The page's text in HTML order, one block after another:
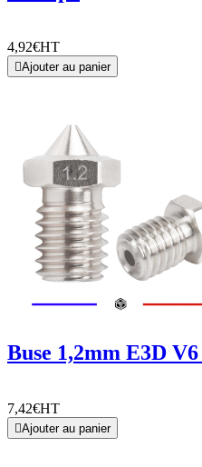
4,92€HT
Ajouter au panier
Buse 1,2mm E3D
7,42€HT
Ajouter au panier